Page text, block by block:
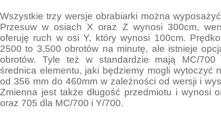
Wszystkie trzy wersje obrabiarki można
Przesuw w osiach X oraz Z wynosi 300cm,
oferuję ruch w osi Y, który wynosi 100cm.
2500 to 3,500 obrotów na minutę, ale istnieje
obrotów. Tyle też w standardzie mają MC/700
średnica elementu, jaki będziemy mogli wytoczyć
od 356 mm do 460mm w zależności od wersji i
Zmienna jest także długość przedmiotu i wynosi
oraz 705 dla MC/700 i Y/700.